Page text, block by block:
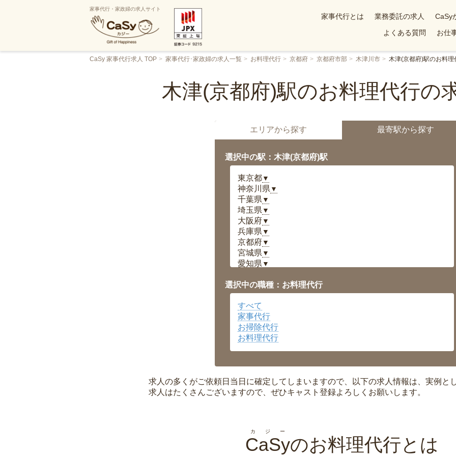
家事代行・家政婦の求人サイト
家事代行とは 業務委託の求人 CaSy
よくある質問
お仕
CaSy 家事代行求人 TOP 家事代行･家政婦の求人一覧 お料理代行 京都府 京都府市部 木津川市 木津(京都府)駅のお料理
木津(京都府)駅のお料理代行の
エリアから探す 最寄駅から探す
選択中の駅：木津(京都府)駅
東京都▼
神奈川県 ▼
千葉県 ▼
埼玉県 ▼
大阪府▼
兵庫県 ▼
京都府▼
宮城県 ▼
愛知県 ▼
岡山県▼
広島県▼
沖縄県
選択中の職種：お料理代行
すべて
家事代行
お掃除代行
お料理代行
求人の多くがご依頼日当日に確定してしまいますので、以下の求人情報は、実例と
求人はたくさんございますので、ぜひキャスト登録よろしくお願いします。
CaSy
カジー
のお料理代行とは